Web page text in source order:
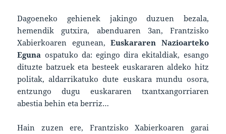
Dagoeneko gehienek jakingo duzuen bezala,
hemendik gutxira, abenduaren 3an, Frantzisko
Xabierkoaren egunean,Euskararen Nazioarteko
Eguna ospatuko da: egingo dira ekitaldiak, esango
dituzte batzuek eta besteek euskararen aldeko hitz
politak, aldarrikatuko dute euskara mundu osora,
entzungo dugu euskararen txantxangorriaren
abestia behin eta berriz…
Hain zuzen ere, Frantzisko Xabierkoaren garai